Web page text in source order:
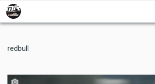
Skip
to
main
redbull